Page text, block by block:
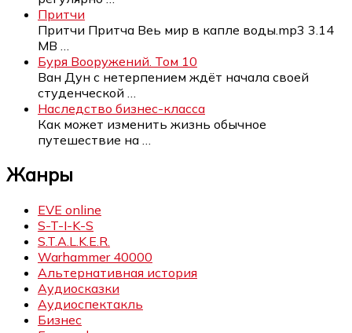
Притчи
Притчи Притча Веь мир в капле воды.mp3 3.14
MB
Буря Вооружений. Том 10
Ван Дун с нетерпением ждёт начала своей
студенческой
Наследство бизнес-класса
Как может изменить жизнь обычное
путешествие на
Жанры
EVE online
S-T-I-K-S
S.T.A.L.K.E.R.
Warhammer 40000
Альтернативная история
Аудиосказки
Аудиоспектакль
Бизнес